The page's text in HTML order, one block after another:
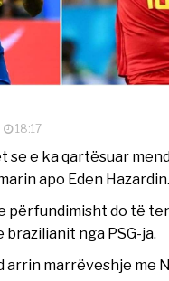
18:17
se e ka qartësuar
apo Eden Hazardin.
përfundimisht do të
nga PSG-ja.
arrin marrëveshje me